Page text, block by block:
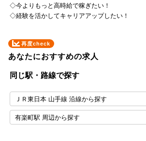
◇今よりもっと高時給で稼ぎたい！
◇経験を活かしてキャリアアップしたい！
再度check
あなたにおすすめの求人
同じ駅・路線で探す
ＪＲ東日本 山手線 沿線から探す
有楽町駅 周辺から探す